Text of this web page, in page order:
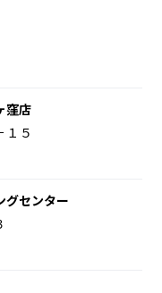
窪店
１５
センター